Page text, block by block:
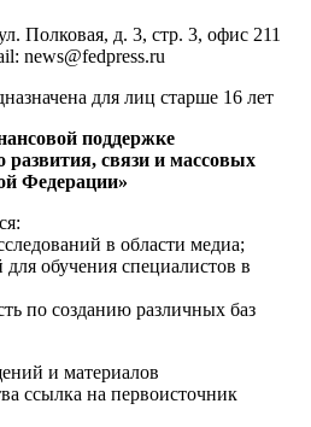
Полковая, д. 3, стр. 3, офис 211
news@fedpress.ru
для лиц старше 16 лет
поддержке
связи и массовых
Федерации»
в области медиа;
обучения специалистов в
по созданию различных баз
и материалов
ссылка на первоисточник